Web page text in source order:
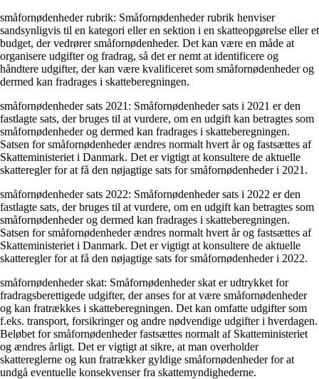
småfornødenheder rubrik: Småfornødenheder rubrik henviser
sandsynligvis til en kategori eller en sektion i en skatteopgørelse eller et
budget, der vedrører småfornødenheder. Det kan være en måde at
organisere udgifter og fradrag, så det er nemt at identificere og
håndtere udgifter, der kan være kvalificeret som småfornødenheder og
dermed kan fradrages i skatteberegningen.
småfornødenheder sats 2021: Småfornødenheder sats i 2021 er den
fastlagte sats, der bruges til at vurdere, om en udgift kan betragtes som
småfornødenheder og dermed kan fradrages i skatteberegningen.
Satsen for småfornødenheder ændres normalt hvert år og fastsættes af
Skatteministeriet i Danmark. Det er vigtigt at konsultere de aktuelle
skatteregler for at få den nøjagtige sats for småfornødenheder i 2021.
småfornødenheder sats 2022: Småfornødenheder sats i 2022 er den
fastlagte sats, der bruges til at vurdere, om en udgift kan betragtes som
småfornødenheder og dermed kan fradrages i skatteberegningen.
Satsen for småfornødenheder ændres normalt hvert år og fastsættes af
Skatteministeriet i Danmark. Det er vigtigt at konsultere de aktuelle
skatteregler for at få den nøjagtige sats for småfornødenheder i 2022.
småfornødenheder skat: Småfornødenheder skat er udtrykket for
fradragsberettigede udgifter, der anses for at være småfornødenheder
og kan fratrækkes i skatteberegningen. Det kan omfatte udgifter som
f.eks. transport, forsikringer og andre nødvendige udgifter i hverdagen.
Beløbet for småfornødenheder fastsættes normalt af Skatteministeriet
og ændres årligt. Det er vigtigt at sikre, at man overholder
skattereglerne og kun fratrækker gyldige småfornødenheder for at
undgå eventuelle konsekvenser fra skattemyndighederne.